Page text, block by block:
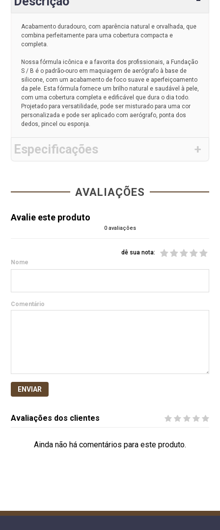
Acabamento duradouro, com aparência natural e orvalhada, que
combina perfeitamente para uma cobertura compacta e
completa.
Nossa fórmula icônica e a favorita dos profissionais, a Fundação
S / B é o padrão-ouro em maquiagem de aerógrafo à base de
silicone, com um acabamento de foco suave e aperfeiçoamento
da pele. Esta fórmula fornece um brilho natural e saudável à pele,
com uma cobertura completa e edificável que dura o dia todo.
Projetado para versatilidade, pode ser misturado para uma cor
personalizada e pode ser aplicado com aerógrafo, ponta dos
dedos, pincel ou esponja.
Especificações
AVALIAÇÕES
Avalie este produto
0 avaliações
dê sua nota:
Nome
Comentário
ENVIAR
Avaliações dos clientes
Ainda não há comentários para este produto.